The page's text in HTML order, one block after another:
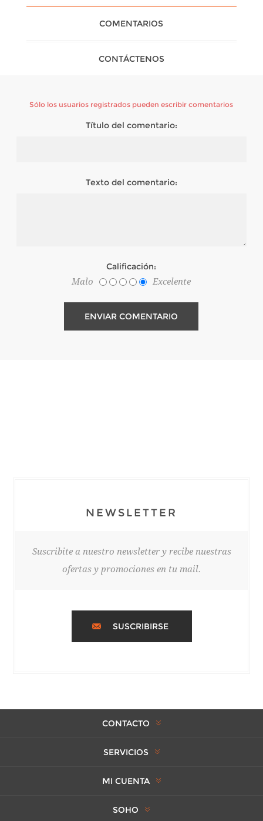
COMENTARIOS
CONTÁCTENOS
Sólo los usuarios registrados pueden escribir comentarios
Título del comentario:
Texto del comentario:
Calificación:
Malo
Excelente
NEWSLETTER
Suscribite a nuestro newsletter y recibe nuestras
ofertas y promociones en tu mail.
SUSCRIBIRSE
CONTACTO
SERVICIOS
MI CUENTA
SOHO